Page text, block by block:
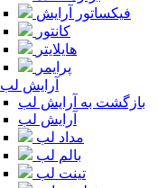
فیکساتور آرایش
کانتور
هایلایتر
پرایمر
آرایش لب
بازگشت به آرایش لب
آرایش لب
مداد لب
بالم لب
تینت لب